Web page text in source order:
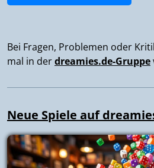
Bei Fragen, Problemen oder
mal in derdreamies.de-Gruppe
Neue Spiele auf